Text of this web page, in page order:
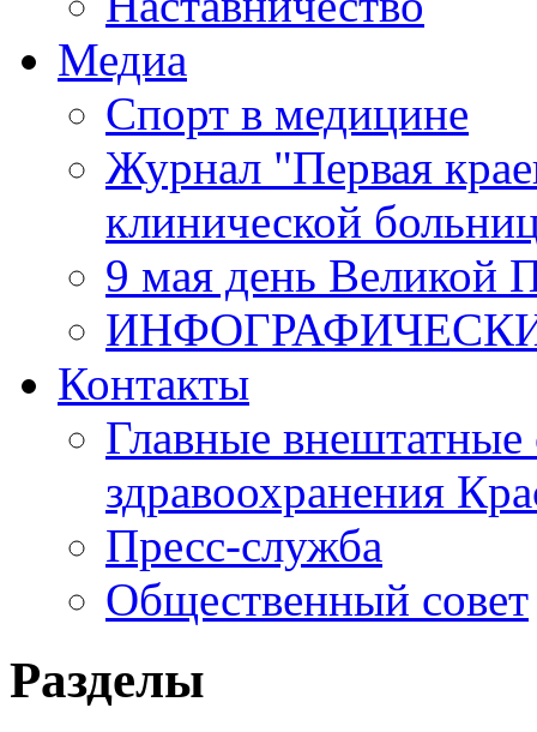
Медиа
Спорт в медицине
Журнал "Первая
клинической
9 мая день Великой
Контакты
Главные внештатные
здравоохранения
Пресс-служба
Общественный совет
Разделы